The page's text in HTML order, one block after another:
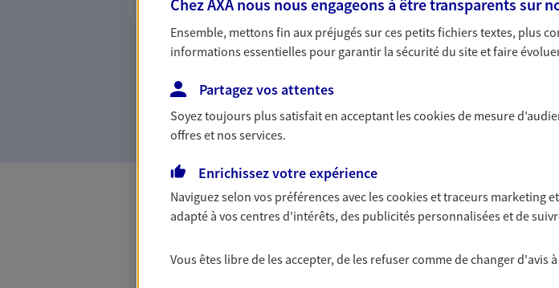
confiance
Vous accompagner dans vos projets de vie tout au long de
votre vie, c'est ainsi que nous concevons notre métier : dans
la confiance et la proximité. C'est en apprenant à vous
connaître que nous proposons de meilleures solutions.
Toutes nos offres
Chez AXA nous nous engageons à être transparents sur
Ensemble, mettons fin aux préjugés sur ces petits fichiers textes, plus
informations essentielles pour garantir la sécurité du site et faire
Partagez vos attentes
Soyez toujours plus satisfait en acceptant lescookiesde mesure
offres et nos services.
Enrichissez votre expérience
Naviguez selon vos préférences avec lescookies et traceurs marketing
adapté à vos centres d'intérêts, des publicités personnalisées et de
Vous êtes libre de les accepter, de les refuser comme de changer d'avis